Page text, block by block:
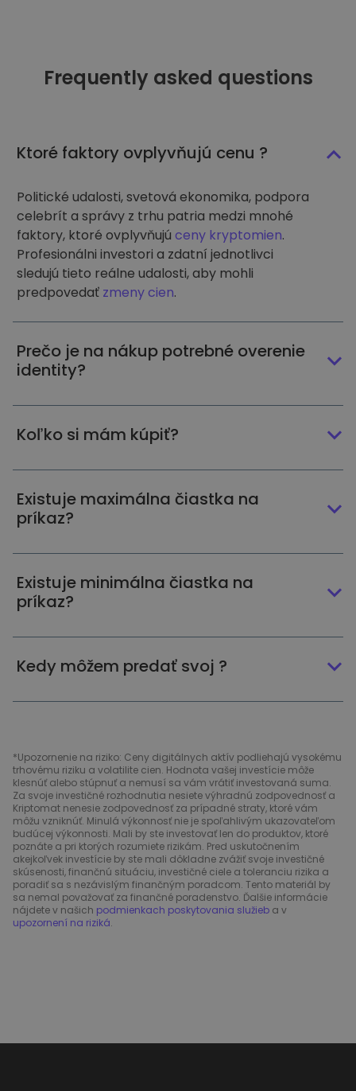
Frequently asked questions
Ktoré faktory ovplyvňujú cenu ?
Politické udalosti, svetová ekonomika, podpora
celebrít a správy z trhu patria medzi mnohé
faktory, ktoré ovplyvňujú ceny kryptomien.
Profesionálni investori a zdatní jednotlivci
sledujú tieto reálne udalosti, aby mohli
predpovedať zmeny cien.
Prečo je na nákup potrebné overenie
identity?
Koľko si mám kúpiť?
Existuje maximálna čiastka na
príkaz?
Existuje minimálna čiastka na
príkaz?
Kedy môžem predať svoj ?
*Upozornenie na riziko: Ceny digitálnych aktív podliehajú vysokému
trhovému riziku a volatilite cien. Hodnota vašej investície môže
klesnúť alebo stúpnuť a nemusí sa vám vrátiť investovaná suma.
Za svoje investičné rozhodnutia nesiete výhradnú zodpovednosť a
Kriptomat nenesie zodpovednosť za prípadné straty, ktoré vám
môžu vzniknúť. Minulá výkonnosť nie je spoľahlivým ukazovateľom
budúcej výkonnosti. Mali by ste investovať len do produktov, ktoré
poznáte a pri ktorých rozumiete rizikám. Pred uskutočnením
akejkoľvek investície by ste mali dôkladne zvážiť svoje investičné
skúsenosti, finančnú situáciu, investičné ciele a toleranciu rizika a
poradiť sa s nezávislým finančným poradcom. Tento materiál by
sa nemal považovať za finančné poradenstvo. Ďalšie informácie
nájdete v našich podmienkach poskytovania služieb a v
upozornení na riziká.